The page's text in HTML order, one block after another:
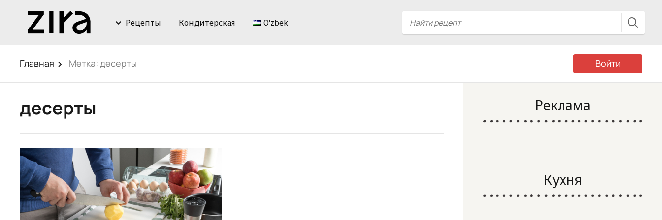
Рецепты Кондитерская Oʻzbek
Главная Метка: десерты Войти
десерты Реклама
Кухня